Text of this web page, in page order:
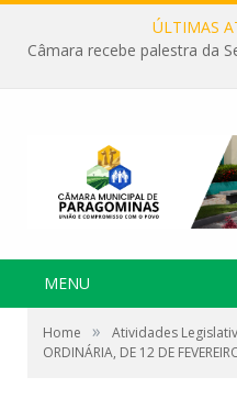
ÚLTIMAS
MENU
Home » Atividades
ORDINÁRIA, DE 12 DE